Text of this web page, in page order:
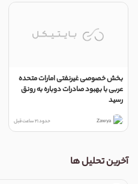
بخش خصوصی غیرنفتی امارات متحده
عربی با بهبود صادرات دوباره به رونق
رسید
Zawya حدود 21 ساعت قبل
آخرین تحلیل ها